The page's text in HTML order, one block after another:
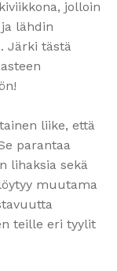
jolloin
lähdin
Järki tästä
liike, että
parantaa
lihaksia sekä
muutama
teille eri tyylit